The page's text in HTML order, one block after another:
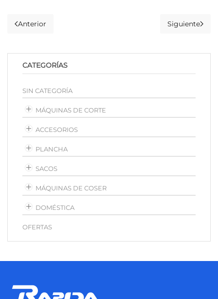
Anterior Siguiente
CATEGORÍAS
SIN CATEGORÍA
MÁQUINAS DE CORTE
ACCESORIOS
PLANCHA
SACOS
MÁQUINAS DE COSER
DOMÉSTICA
OFERTAS